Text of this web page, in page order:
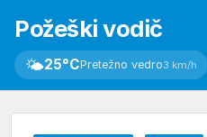
Požeški vodič
🌤25°CPretežno vedro3 km/h